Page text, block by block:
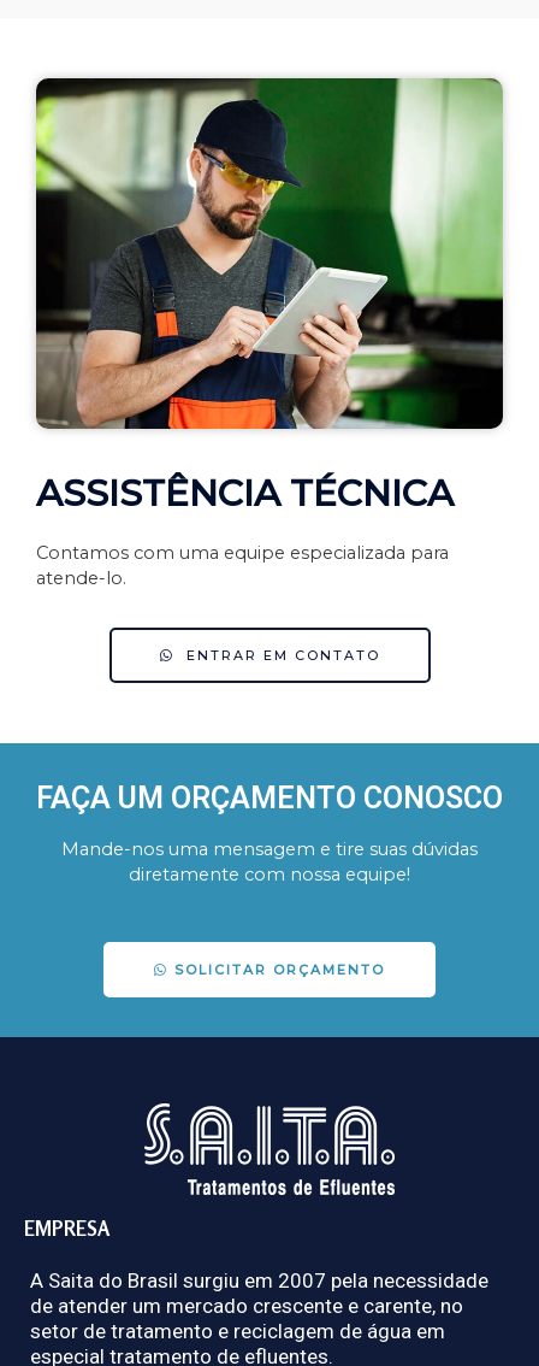
ASSISTÊNCIA TÉCNICA
Contamos com uma equipe especializada para
atende-lo.
ENTRAR EM CONTATO
FAÇA UM ORÇAMENTO CONOSCO
Mande-nos uma mensagem e tire suas dúvidas
diretamente com nossa equipe!
SOLICITAR ORÇAMENTO
EMPRESA
A Saita do Brasil surgiu em 2007 pela necessidade
de atender um mercado crescente e carente, no
setor de tratamento e reciclagem de água em
especial tratamento de efluentes.